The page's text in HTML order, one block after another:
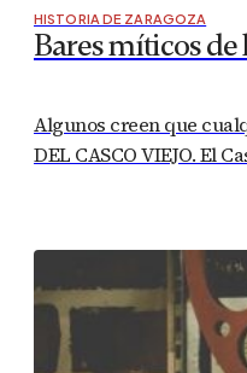
HISTORIA DE ZARAGOZA
Bares míticos de
Algunos creen que
DEL CASCO VIEJO. El